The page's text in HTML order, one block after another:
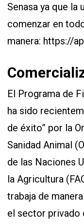
Senasa ya que
comenzar en
manera: https://
El Programa de
ha sido
de éxito” por la
Sanidad Animal
de las Naciones
la Agricultura
trabaja de
el sector privado